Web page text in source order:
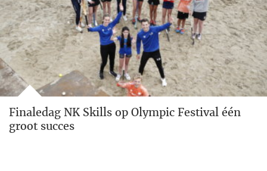
Finaledag NK Skills op Olympic Festival één
groot succes